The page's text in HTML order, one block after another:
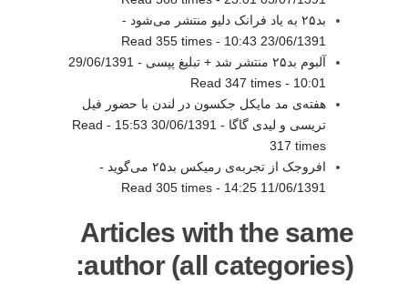
بد۲۵ به یاد فرانک دلیو منتشر می‌شود -
23/06/1391 10:43
-
Read 355 times
آلبوم بد۲۵ منتشر شد + تبلیغ پپسی -
29/06/1391
10:01
-
Read 347 times
هفته‌ی مد مایکل جکسون در لندن با حضور فیل
تریسی و لیدی گاگا - 30/06/1391 15:53
-
Read
317 times
افروجک از تجربه‌ی رمیکس بد۲۵ می‌گوید -
11/06/1391 14:25
-
Read 305 times
Articles with the same
author (all categories):